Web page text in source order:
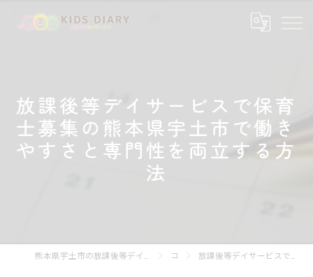
放課後等デイサービスで保育
士募集の熊本県宇土市で働き
やすさと専門性を両立する方
法
コラム 放課後等デイサービスで保育士募集の熊本県宇土市で働きやすさと専門性を両立する方法